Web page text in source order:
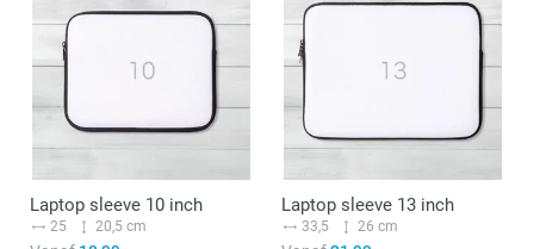
Laptop sleeve 10 inch
25 20,5 cm
Laptop sleeve 13 inch
33,5 26 cm